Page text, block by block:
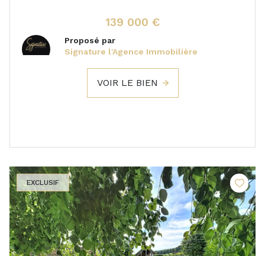
139 000 €
Proposé par
Signature l'Agence Immobilière
VOIR LE BIEN
EXCLUSIF